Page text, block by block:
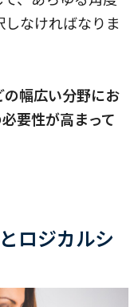
なければなりま
幅広い分野にお
要性が高まって
ロジカルシ